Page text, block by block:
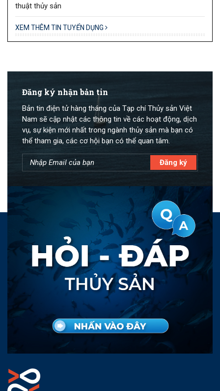
thuật thủy sản
XEM THÊM TIN TUYỂN DỤNG
Đăng ký nhận bản tin
Bản tin điện tử hàng tháng của Tạp chí Thủy sản Việt
Nam sẽ cập nhật các thông tin về các hoạt động, dịch
vụ, sự kiện mới nhất trong ngành thủy sản mà bạn có
thể tham gia, các cơ hội bạn có thể quan tâm.